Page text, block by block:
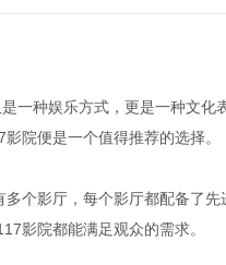
一种娱乐方式，更是一种文化
院便是一个值得推荐的选择。
个影厅，每个影厅都配备了
影院都能满足观众的需求。